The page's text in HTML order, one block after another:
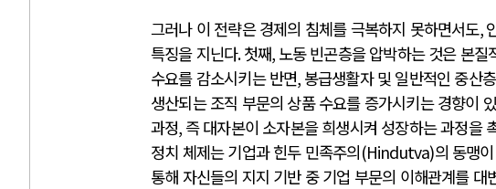
그러나 이 전략은 경제의 침체를 극복하지 못하면서도,
특징을 지닌다.첫째, 노동 빈곤층을 압박하는 것은 본
수요를 감소시키는 반면, 봉급생활자 및 일반적인 중산
생산되는 조직 부문의 상품 수요를 증가시키는 경향이
과정,즉 대자본이 소자본을 희생시켜 성장하는 과정을
정치 체제는 기업과 힌두 민족주의(Hindutva)의 동맹
통해 자신들의 지지 기반 중 기업 부문의 이해관계를 대